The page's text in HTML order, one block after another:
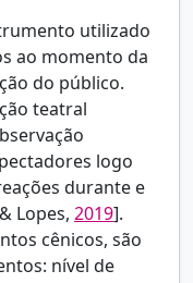
utilizado
ao momento da
do público.
teatral
logo
durante e
Lopes, 2019].
cênicos, são
nível de